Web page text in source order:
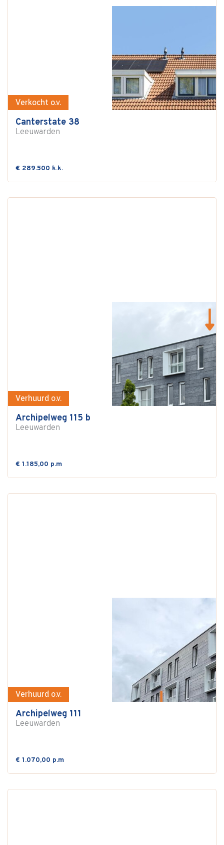
Verkocht o.v.
Canterstate 38
Leeuwarden
€ 289.500 k.k.
Verhuurd o.v.
Archipelweg 115 b
Leeuwarden
€ 1.185,00 p.m
Verhuurd o.v.
Archipelweg 111
Leeuwarden
€ 1.070,00 p.m